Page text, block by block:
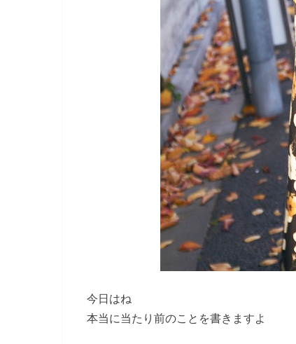
今日はね
本当に当たり前のことを書きますよ